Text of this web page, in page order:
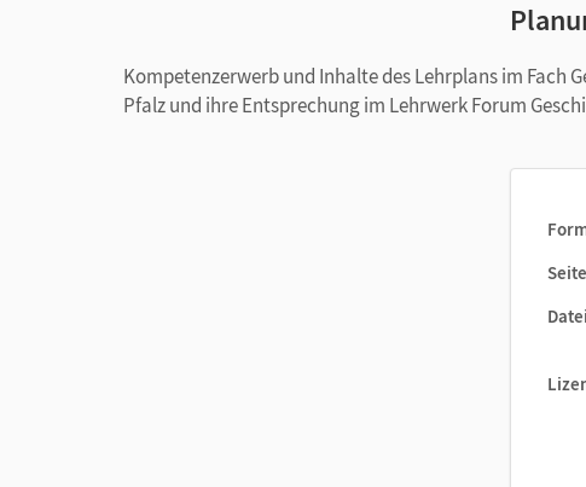
Kompetenzerwerb und Inhalte des Lehrplans im Fach
Pfalz und ihre Entsprechung im Lehrwerk Forum